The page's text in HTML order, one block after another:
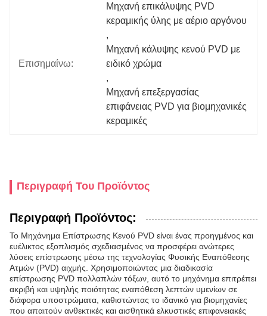
Επισημαίνω:
Μηχανή επικάλυψης PVD
κεραμικής ύλης με αέριο αργόνου
,
Μηχανή κάλυψης κενού PVD με
ειδικό χρώμα
,
Μηχανή επεξεργασίας
επιφάνειας PVD για βιομηχανικές
κεραμικές
Περιγραφή Του Προϊόντος
Περιγραφή Προϊόντος:
Το Μηχάνημα Επίστρωσης Κενού PVD είναι ένας προηγμένος και
ευέλικτος εξοπλισμός σχεδιασμένος να προσφέρει ανώτερες
λύσεις επίστρωσης μέσω της τεχνολογίας Φυσικής Εναπόθεσης
Ατμών (PVD) αιχμής. Χρησιμοποιώντας μια διαδικασία
επίστρωσης PVD πολλαπλών τόξων, αυτό το μηχάνημα επιτρέπει
ακριβή και υψηλής ποιότητας εναπόθεση λεπτών υμενίων σε
διάφορα υποστρώματα, καθιστώντας το ιδανικό για βιομηχανίες
που απαιτούν ανθεκτικές και αισθητικά ελκυστικές επιφανειακές